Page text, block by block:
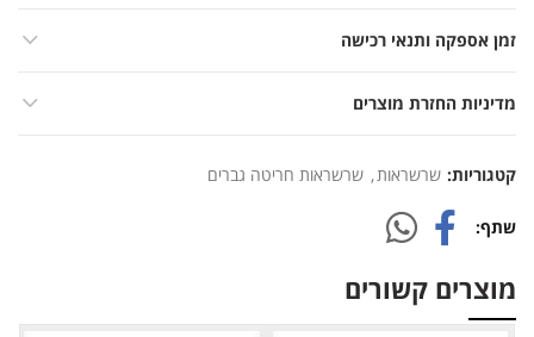
זמן אספקה ותנאי רכישה
מדיניות החזרת מוצרים
קטגוריות: שרשראות, שרשראות חריטה גברים
שתף
מוצרים קשורים